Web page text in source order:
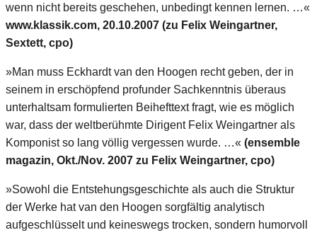
wenn nicht bereits geschehen, unbedingt kennen lernen. …«
www.klassik.com, 20.10.2007 (zu Felix Weingartner,
Sextett, cpo)
»Man muss Eckhardt van den Hoogen recht geben, der in
seinem in erschöpfend profunder Sachkenntnis überaus
unterhaltsam formulierten Beihefttext fragt, wie es möglich
war, dass der weltberühmte Dirigent Felix Weingartner als
Komponist so lang völlig vergessen wurde. …« (ensemble
magazin, Okt./Nov. 2007 zu Felix Weingartner, cpo)
»Sowohl die Entstehungsgeschichte als auch die Struktur
der Werke hat van den Hoogen sorgfältig analytisch
aufgeschlüsselt und keineswegs trocken, sondern humorvoll